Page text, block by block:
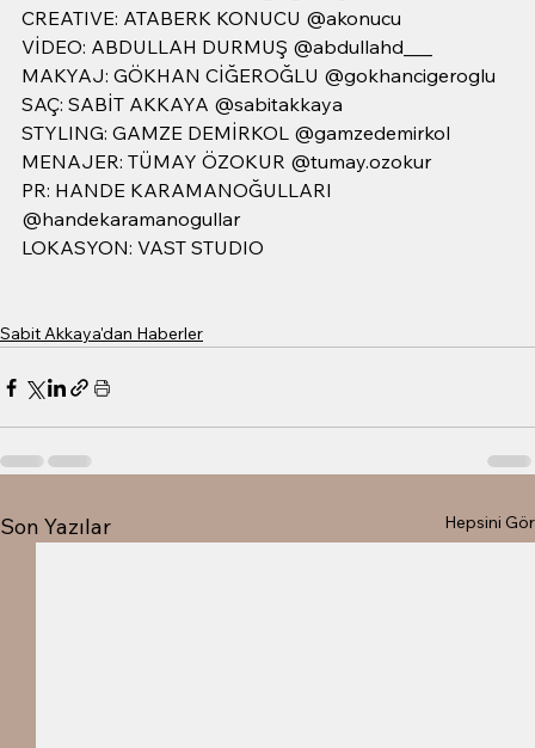
CREATIVE: ATABERK KONUCU @akonucu
VİDEO: ABDULLAH DURMUŞ @abdullahd___
MAKYAJ: GÖKHAN CİĞEROĞLU @gokhancigeroglu
SAÇ: SABİT AKKAYA @sabitakkaya
STYLING: GAMZE DEMİRKOL @gamzedemirkol
MENAJER: TÜMAY ÖZOKUR @tumay.ozokur
PR: HANDE KARAMANOĞULLARI
@handekaramanogullar
LOKASYON: VAST STUDIO
Sabit Akkaya'dan Haberler
Son Yazılar Hepsini Gör